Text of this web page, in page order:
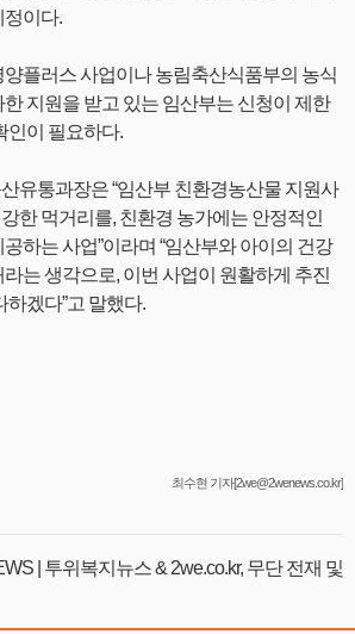
정이다.
플러스 사업이나 농림축산식품부의 농식
지원을 받고 있는 임산부는 신청이 제한
인이 필요하다.
유통과장은 “임산부 친환경농산물 지원사
한 먹거리를, 친환경 농가에는 안정적인
하는 사업”이라며 “임산부와 아이의 건강
는 생각으로, 이번 사업이 원활하게 추진
하겠다”고 말했다.
최수현 기자[2we@2wenews.co.kr]
| 투위복지뉴스 & 2we.co.kr, 무단 전재 및